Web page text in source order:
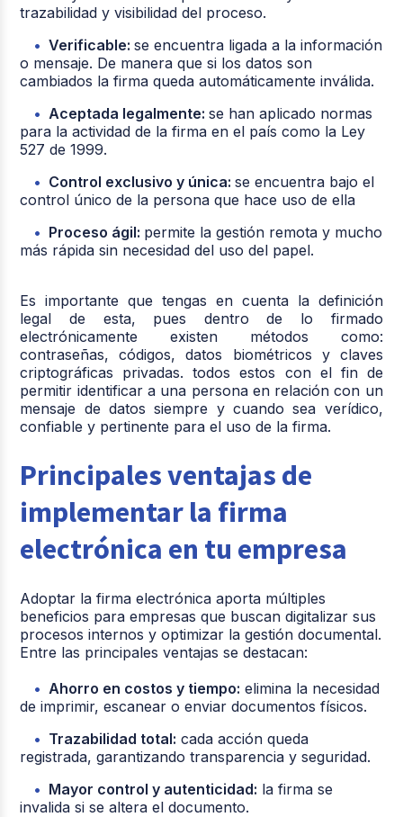
trazabilidad y visibilidad del proceso.
Verificable:se encuentra ligada a la información
o mensaje. De manera que si los datos son
cambiados la firma queda automáticamente inválida.
Aceptada legalmente:se han aplicado normas
para la actividad de la firma en el país como la Ley
527 de 1999.
Control exclusivo y única:se encuentra bajo el
control único de la persona que hace uso de ella
Proceso ágil: permite la gestión remota y mucho
más rápida sin necesidad del uso del papel.
Es importante que tengas en cuenta la definición
legal de esta, pues dentro de lo firmado
electrónicamente existen métodos como:
contraseñas, códigos, datos biométricos y claves
criptográficas privadas. todos estos con el fin de
permitir identificar a una persona en relación con un
mensaje de datos siempre y cuando sea verídico,
confiable y pertinente para el uso de la firma.
Principales ventajas de
implementar la firma
electrónica en tu empresa
Adoptar la firma electrónica aporta múltiples
beneficios para empresas que buscan digitalizar sus
procesos internos y optimizar la gestión documental.
Entre las principales ventajas se destacan:
Ahorro en costos y tiempo: elimina la necesidad
de imprimir, escanear o enviar documentos físicos.
Trazabilidad total: cada acción queda
registrada, garantizando transparencia y seguridad.
Mayor control y autenticidad: la firma se
invalida si se altera el documento.